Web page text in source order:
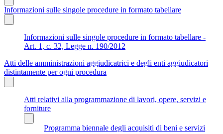
Informazioni sulle singole procedure in formato tabellare
Informazioni sulle singole procedure in formato tabellare -
Art. 1, c. 32, Legge n. 190/2012
Atti delle amministrazioni aggiudicatrici e degli enti aggiudicatori
distintamente per ogni procedura
Atti relativi alla programmazione di lavori, opere, servizi e
forniture
Programma biennale degli acquisiti di beni e servizi